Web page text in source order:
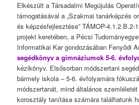
Elkészült a Társadalmi Megújulás
támogatásával a „Szakmai tanárképzés
és képzésfejlesztése” TÁMOP-4.1.2.B.2-
projekt keretében, a Pécsi
Informatikai Kar gondozásában Fenyődi
segédkönyv a gimnáziumok 5-6.
kézikönyv. Elsősorban módszertani
bármely iskola – 5-6. évfolyamára
módszertanát, mind általános
korosztály tanítása számára találhatunk